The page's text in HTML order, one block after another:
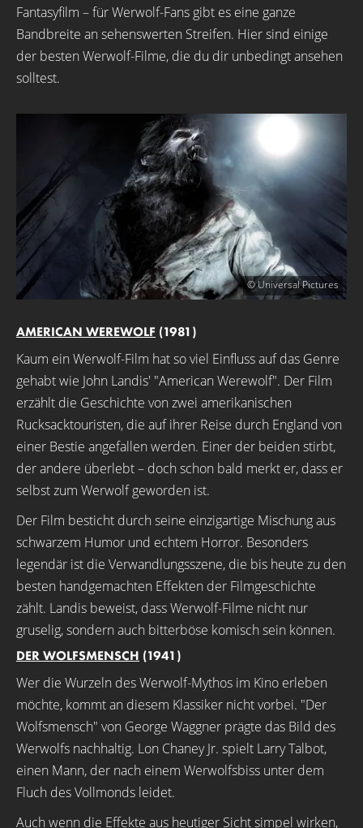
Fantasyfilm – für Werwolf-Fans gibt es eine ganze
Bandbreite an sehenswerten Streifen. Hier sind einige
der besten Werwolf-Filme, die du dir unbedingt ansehen
solltest.
© Universal Pictures
AMERICAN WEREWOLF (1981)
Kaum ein Werwolf-Film hat so viel Einfluss auf das Genre
gehabt wie John Landis' "American Werewolf". Der Film
erzählt die Geschichte von zwei amerikanischen
Rucksacktouristen, die auf ihrer Reise durch England von
einer Bestie angefallen werden. Einer der beiden stirbt,
der andere überlebt – doch schon bald merkt er, dass er
selbst zum Werwolf geworden ist.
Der Film besticht durch seine einzigartige Mischung aus
schwarzem Humor und echtem Horror. Besonders
legendär ist die Verwandlungsszene, die bis heute zu den
besten handgemachten Effekten der Filmgeschichte
zählt. Landis beweist, dass Werwolf-Filme nicht nur
gruselig, sondern auch bitterböse komisch sein können.
DER WOLFSMENSCH (1941)
Wer die Wurzeln des Werwolf-Mythos im Kino erleben
möchte, kommt an diesem Klassiker nicht vorbei. "Der
Wolfsmensch" von George Waggner prägte das Bild des
Werwolfs nachhaltig. Lon Chaney Jr. spielt Larry Talbot,
einen Mann, der nach einem Werwolfsbiss unter dem
Fluch des Vollmonds leidet.
Auch wenn die Effekte aus heutiger Sicht simpel wirken,